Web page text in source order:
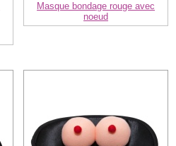
Masque bondage rouge avec
noeud